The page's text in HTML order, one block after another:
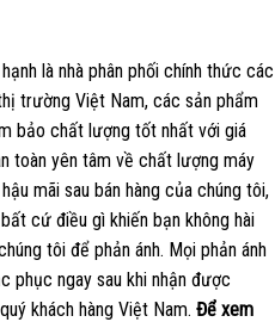
là nhà phân phối chính thức các
trường Việt Nam, các sản phẩm
bảo chất lượng tốt nhất với giá
toàn yên tâm về chất lượng máy
mãi sau bán hàng của chúng tôi,
cứ điều gì khiến bạn không hài
tôi để phản ánh. Mọi phản ánh
phục ngay sau khi nhận được
khách hàng Việt Nam. Để xem